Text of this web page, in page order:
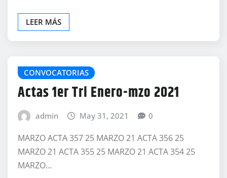
LEER MÁS
CONVOCATORIAS
Actas 1er Tri Enero-mzo 2021
admin May 31, 2021 0
MARZO ACTA 357 25 MARZO 21 ACTA 356 25
MARZO 21 ACTA 355 25 MARZO 21 ACTA 354 25
MARZO…